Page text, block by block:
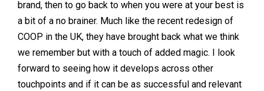
brand, then to go back to when you were at your best is
a bit of a no brainer. Much like the recent redesign of
COOP in the UK, they have brought back what we think
we remember but with a touch of added magic. I look
forward to seeing how it develops across other
touchpoints and if it can be as successful and relevant